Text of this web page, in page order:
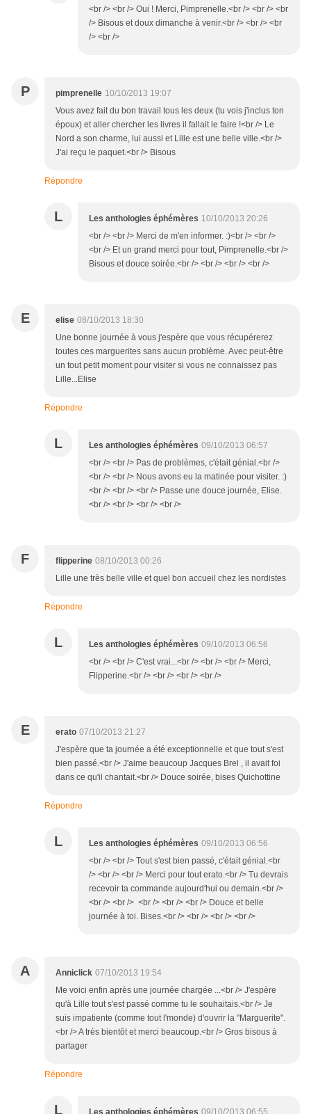
<br /> <br /> Oui ! Merci, Pimprenelle.<br /> <br /> <br
/> Bisous et doux dimanche à venir.<br /> <br /> <br
/> <br />
P pimprenelle 10/10/2013 19:07
Vous avez fait du bon travail tous les deux (tu vois j'inclus ton
époux) et aller chercher les livres il fallait le faire !<br /> Le
Nord a son charme, lui aussi et Lille est une belle ville.<br />
J'ai reçu le paquet.<br /> Bisous
Répondre
L Les anthologies éphémères 10/10/2013 20:26
<br /> <br /> Merci de m'en informer. :)<br /> <br />
<br /> Et un grand merci pour tout, Pimprenelle.<br />
Bisous et douce soirée.<br /> <br /> <br /> <br />
E elise 08/10/2013 18:30
Une bonne journée à vous j'espère que vous récupérerez
toutes ces marguerites sans aucun problème. Avec peut-être
un tout petit moment pour visiter si vous ne connaissez pas
Lille...Elise
Répondre
L Les anthologies éphémères 09/10/2013 06:57
<br /> <br /> Pas de problèmes, c'était génial.<br />
<br /> <br /> Nous avons eu la matinée pour visiter. :)
<br /> <br /> <br /> Passe une douce journée, Elise.
<br /> <br /> <br /> <br />
F flipperine 08/10/2013 00:26
Lille une très belle ville et quel bon accueil chez les nordistes
Répondre
L Les anthologies éphémères 09/10/2013 06:56
<br /> <br /> C'est vrai...<br /> <br /> <br /> Merci,
Flipperine.<br /> <br /> <br /> <br />
E erato 07/10/2013 21:27
J'espère que ta journée a été exceptionnelle et que tout s'est
bien passé.<br /> J'aime beaucoup Jacques Brel , il avait foi
dans ce qu'il chantait.<br /> Douce soirée, bises Quichottine
Répondre
L Les anthologies éphémères 09/10/2013 06:56
<br /> <br /> Tout s'est bien passé, c'était génial.<br
/> <br /> <br /> Merci pour tout erato.<br /> Tu devrais
recevoir ta commande aujourd'hui ou demain.<br />
<br /> <br /> <br /> <br /> <br /> Douce et belle
journée à toi. Bises.<br /> <br /> <br /> <br />
A Anniclick 07/10/2013 19:54
Me voici enfin après une journée chargée ...<br /> J'espère
qu'à Lille tout s'est passé comme tu le souhaitais.<br /> Je
suis impatiente (comme tout l'monde) d'ouvrir la "Marguerite".
<br /> A très bientôt et merci beaucoup.<br /> Gros bisous à
partager
Répondre
L Les anthologies éphémères 09/10/2013 06:55